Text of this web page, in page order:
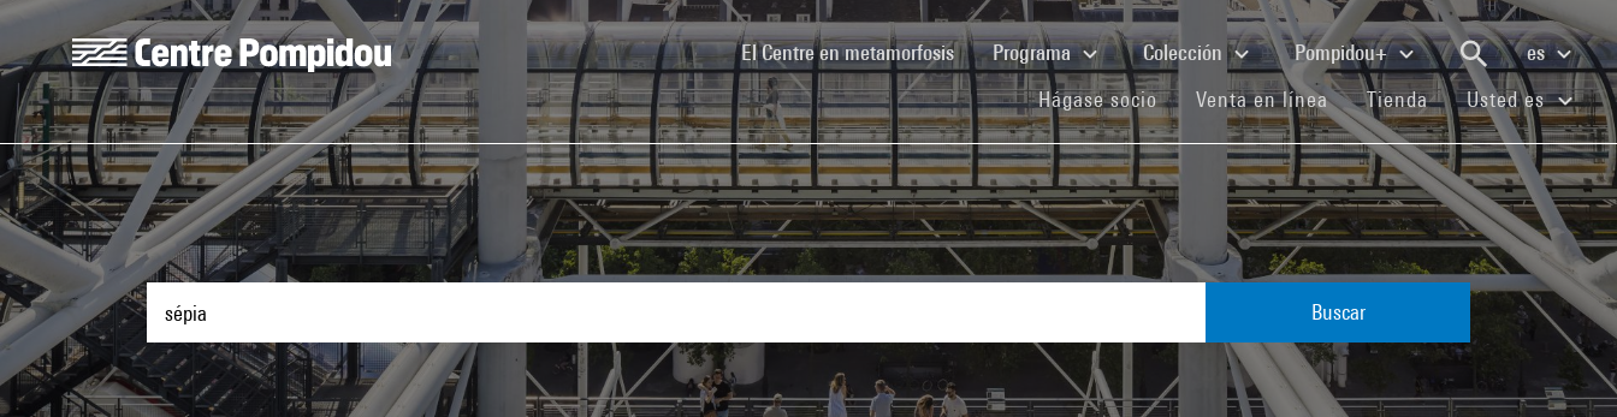
Skip to main content
Centre Pompidou
El Centre en metamorfosis(current)Programa Colección Pompidou+
es
Hágase socio(current)Venta en línea(current)
Tienda(current)Usted es
Buscar